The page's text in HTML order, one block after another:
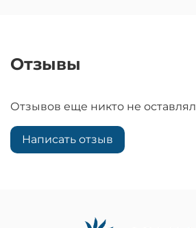
Отзывы
Отзывов еще никто не оставлял
Написать отзыв